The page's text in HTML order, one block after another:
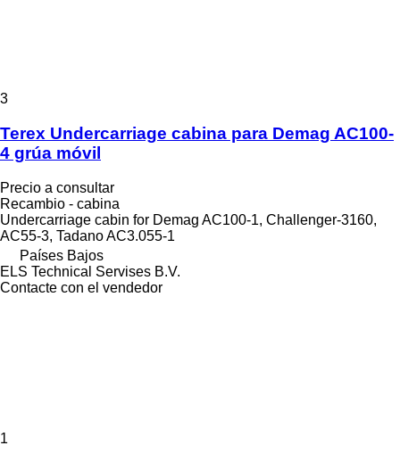
3
Terex Undercarriage cabina para Demag AC100-
4 grúa móvil
Precio a consultar
Recambio - cabina
Undercarriage cabin for Demag AC100-1, Challenger-3160,
AC55-3, Tadano AC3.055-1
Países Bajos
ELS Technical Servises B.V.
Contacte con el vendedor
1